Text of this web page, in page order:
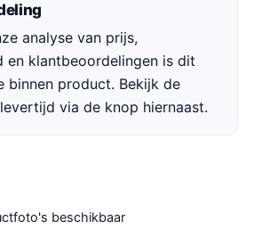
analyse van prijs,
en klantbeoordelingen is dit
binnen product. Bekijk de
via de knop hiernaast.
beschikbaar